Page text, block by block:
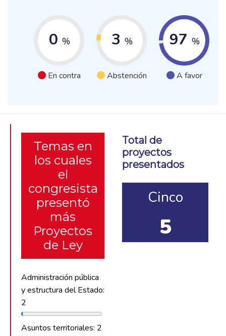
0 %
En contra
3 %
Abstención
97 %
A favor
Temas en
los cuales
el
congresista
presentó
más
Proyectos
de Ley
Administración pública
y estructura del Estado:
2
Asuntos territoriales: 2
Total de
proyectos
presentados
Cinco
5